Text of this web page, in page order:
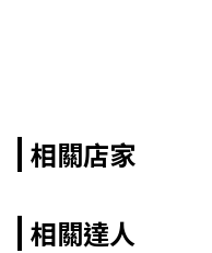
相關店家
相關達人